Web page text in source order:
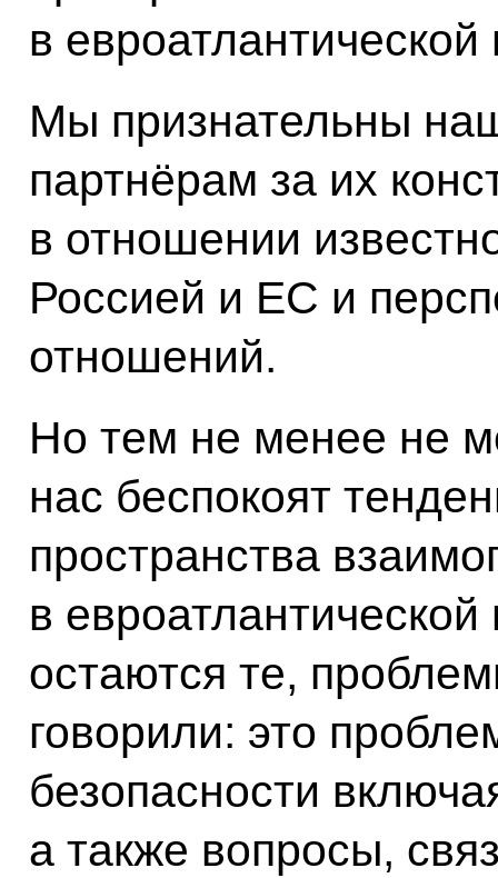
в евроатлантической
Мы признательны
партнёрам за их
в отношении
Россией и ЕС и
отношений.
Но тем не менее не
нас беспокоят
пространства
в
остаются те,
говорили: это
безопасности
а также вопросы,